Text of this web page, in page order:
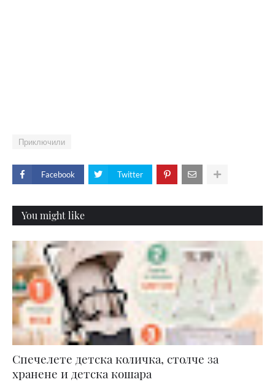
Приключили
Facebook Twitter
You might like
Спечелете детска количка, столче за
хранене и детска кошара